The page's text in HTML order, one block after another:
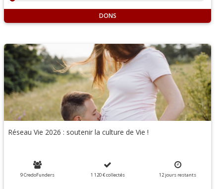
DONS
Réseau Vie 2026 : soutenir la culture de Vie !
9 CredoFunders 1 120 €collectés 12jours restants